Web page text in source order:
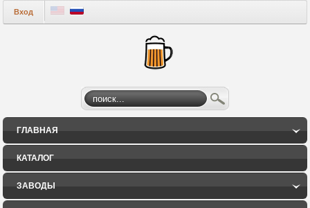
Вход
ГЛАВНАЯ
КАТАЛОГ
ЗАВОДЫ